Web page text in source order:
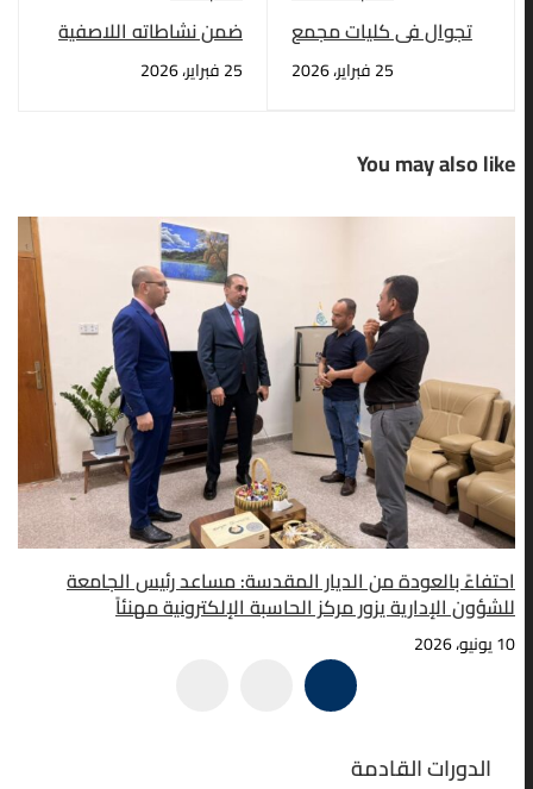
تجوال في كليات مجمع
الاعظمية. 25 فبراير، 2026
ضمن نشاطاته اللاصفية
وخدمة المجتمع
25 فبراير، 2026
You may also like
احتفاءً بالعودة من الديار المقدسة: مساعد رئيس الجامعة
للشؤون الإدارية يزور مركز الحاسبة الإلكترونية مهنئاً
10 يونيو، 2026
الدورات القادمة